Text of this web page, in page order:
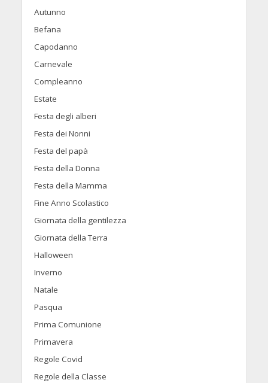
Autunno
Befana
Capodanno
Carnevale
Compleanno
Estate
Festa degli alberi
Festa dei Nonni
Festa del papà
Festa della Donna
Festa della Mamma
Fine Anno Scolastico
Giornata della gentilezza
Giornata della Terra
Halloween
Inverno
Natale
Pasqua
Prima Comunione
Primavera
Regole Covid
Regole della Classe